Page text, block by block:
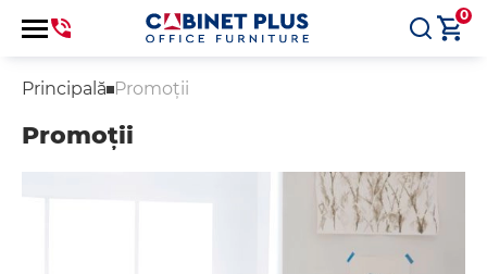
0
Principală Promoții
Promoții